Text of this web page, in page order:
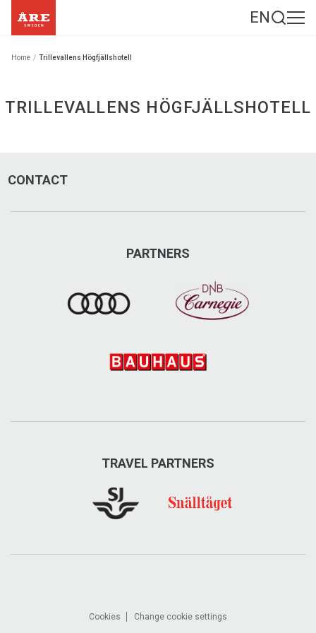
EN
Home / Trillevallens Högfjällshotell
TRILLEVALLENS HÖGFJÄLLSHOTELL
CONTACT
PARTNERS
TRAVEL PARTNERS
Cookies Change cookie settings